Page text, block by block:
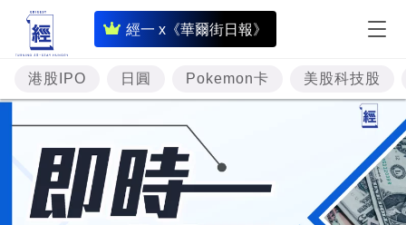
經一 x《華爾街日報》
即
時
財
經
專
題
投
資
港股IPO 日圓 Pokemon卡 美股科技股